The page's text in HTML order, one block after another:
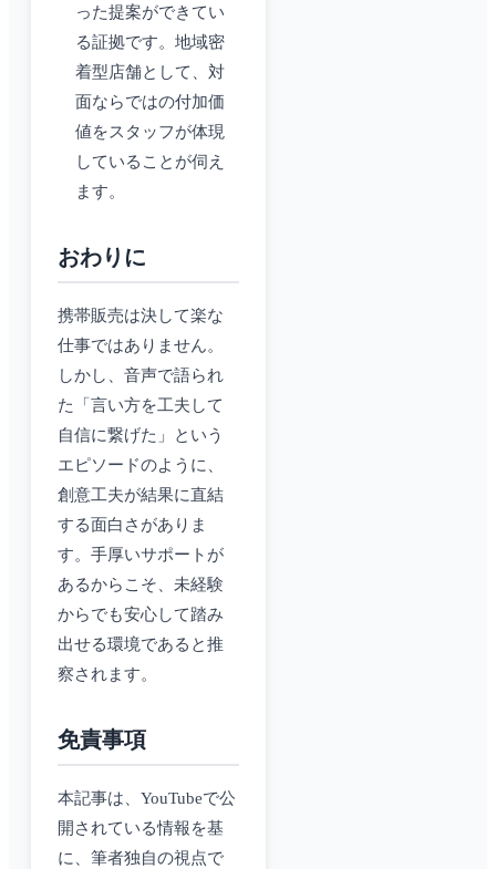
った提案ができてい
る証拠です。地域密
着型店舗として、対
面ならではの付加価
値をスタッフが体現
していることが伺え
ます。
おわりに
携帯販売は決して楽な
仕事ではありません。
しかし、音声で語られ
た「言い方を工夫して
自信に繋げた」という
エピソードのように、
創意工夫が結果に直結
する面白さがありま
す。手厚いサポートが
あるからこそ、未経験
からでも安心して踏み
出せる環境であると推
察されます。
免責事項
本記事は、YouTubeで公
開されている情報を基
に、筆者独自の視点で